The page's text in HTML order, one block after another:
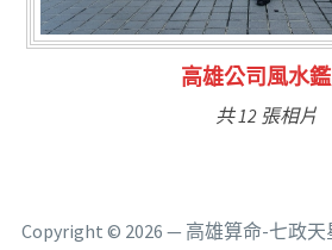
林氏福主量子生基
共 6 張相片
Copyright © 2026 — 高雄算命-七政